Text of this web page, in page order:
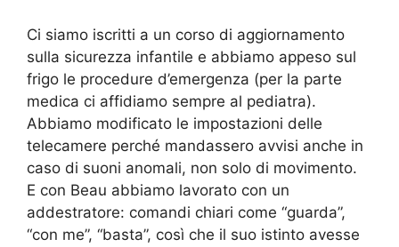
Ci siamo iscritti a un corso di aggiornamento
sulla sicurezza infantile e abbiamo appeso sul
frigo le procedure d’emergenza (per la parte
medica ci affidiamo sempre al pediatra).
Abbiamo modificato le impostazioni delle
telecamere perché mandassero avvisi anche in
caso di suoni anomali, non solo di movimento.
E con Beau abbiamo lavorato con un
addestratore: comandi chiari come “guarda”,
“con me”, “basta”, così che il suo istinto avesse